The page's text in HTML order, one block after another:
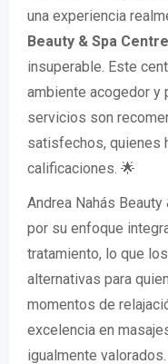
una experiencia
Beauty & Spa Centre
insuperable. Este
ambiente acogedor y
servicios son
satisfechos, quienes
calificaciones. 🌟
Andrea Nahás
por su enfoque
tratamiento, lo que
alternativas para
momentos de
excelencia en
igualmente valorados.